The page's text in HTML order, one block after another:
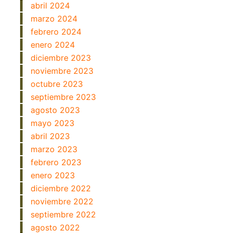
abril 2024
marzo 2024
febrero 2024
enero 2024
diciembre 2023
noviembre 2023
octubre 2023
septiembre 2023
agosto 2023
mayo 2023
abril 2023
marzo 2023
febrero 2023
enero 2023
diciembre 2022
noviembre 2022
septiembre 2022
agosto 2022